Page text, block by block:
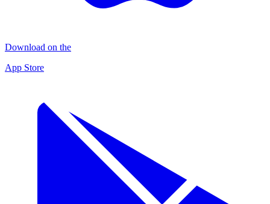
Download on the
App Store